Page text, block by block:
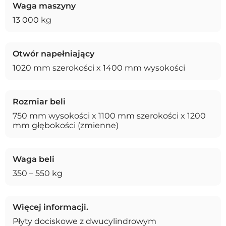
Waga maszyny
13 000 kg
Otwór napełniający
1020 mm szerokości x 1400 mm wysokości
Rozmiar beli
750 mm wysokości x 1100 mm szerokości x 1200
mm głębokości (zmienne)
Waga beli
350 – 550 kg
Więcej informacji.
Płyty dociskowe z dwucylindrowym